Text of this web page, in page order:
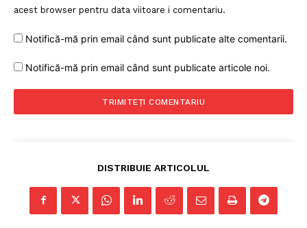
acest browser pentru data viitoare i comentariu.
Notifică-mă prin email când sunt publicate alte comentarii.
Notifică-mă prin email când sunt publicate articole noi.
DISTRIBUIE ARTICOLUL